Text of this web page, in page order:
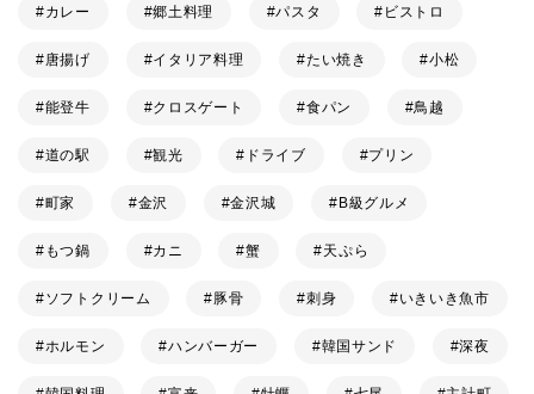
カレー 郷土料理 パスタ ビストロ
唐揚げ イタリア料理 たい焼き 小松
能登牛 クロスゲート 食パン 鳥越
道の駅 観光 ドライブ プリン
町家 金沢 金沢城 B級グルメ
もつ鍋 カニ 蟹 天ぷら
ソフトクリーム 豚骨 刺身 いきいき魚市
ホルモン ハンバーガー 韓国サンド 深夜